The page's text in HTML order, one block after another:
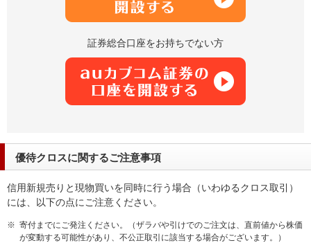
証券総合口座をお持ちでない方
優待クロスに関するご注意事項
信用新規売りと現物買いを同時に行う場合（いわゆるクロス取引）
には、以下の点にご注意ください。
※ 寄付までにご発注ください。（ザラバや引けでのご注文は、直前値から株価
が変動する可能性があり、不公正取引に該当する場合がございます。）